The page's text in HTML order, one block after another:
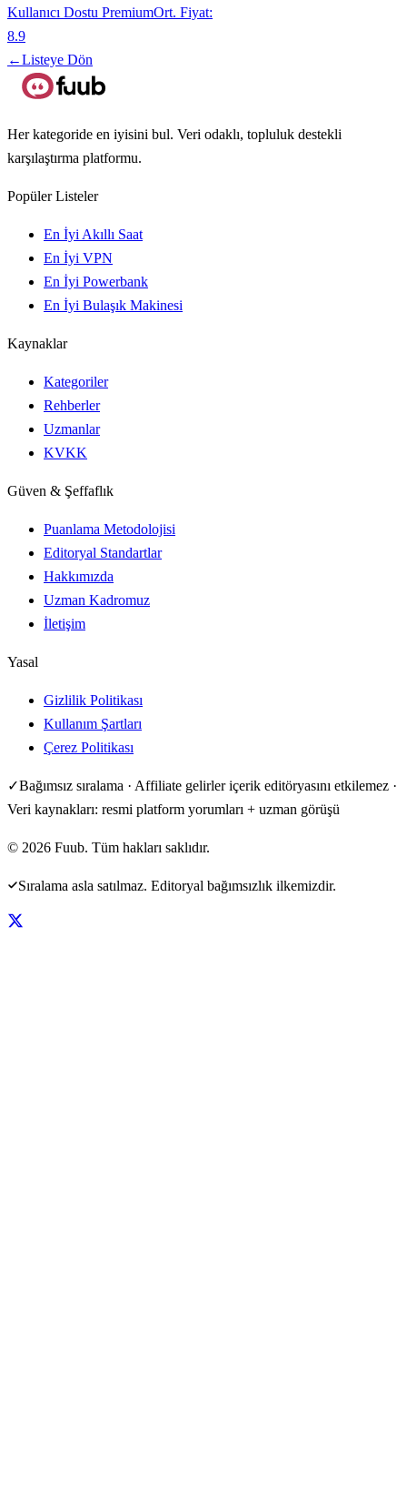
Kullanıcı Dostu PremiumOrt. Fiyat:
8.9
←Listeye Dön
Her kategoride en iyisini bul. Veri odaklı, topluluk destekli
karşılaştırma platformu.
Popüler Listeler
En İyi Akıllı Saat
En İyi VPN
En İyi Powerbank
En İyi Bulaşık Makinesi
Kaynaklar
Kategoriler
Rehberler
Uzmanlar
KVKK
Güven & Şeffaflık
Puanlama Metodolojisi
Editoryal Standartlar
Hakkımızda
Uzman Kadromuz
İletişim
Yasal
Gizlilik Politikası
Kullanım Şartları
Çerez Politikası
✓Bağımsız sıralama · Affiliate gelirler içerik editöryasını etkilemez ·
Veri kaynakları: resmi platform yorumları + uzman görüşü
© 2026 Fuub. Tüm hakları saklıdır.
Sıralama asla satılmaz. Editoryal bağımsızlık ilkemizdir.